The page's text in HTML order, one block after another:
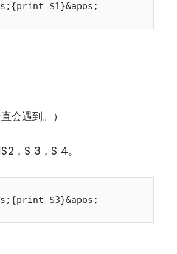
会遇到。）
，$ 3，$ 4。